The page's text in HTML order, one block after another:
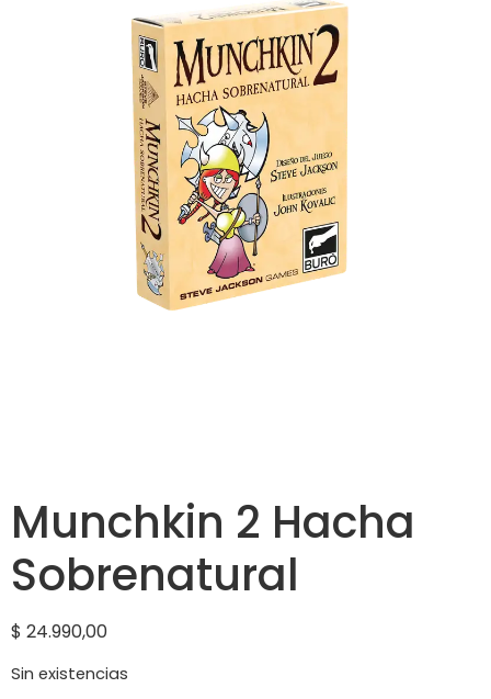
Munchkin 2 Hacha
Sobrenatural
$ 24.990,00
Sin existencias